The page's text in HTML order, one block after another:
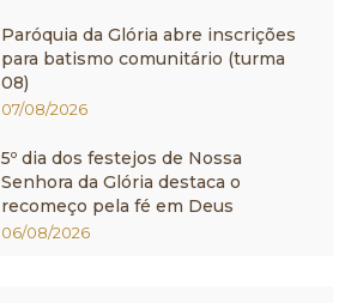
Paróquia da Glória abre inscrições
para batismo comunitário (turma
08)
07/08/2026
5º dia dos festejos de Nossa
Senhora da Glória destaca o
recomeço pela fé em Deus
06/08/2026